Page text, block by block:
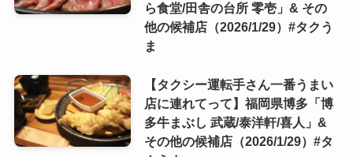
ら食堂/田舎の台所 零壱」& その
他の候補店（2026/1/29）#タクう
ま
【タクシー運転手さん一番うまい
店に連れてって】福岡県博多「博
多牛まぶし 武蔵/泰洋軒/喜人」&
その他の候補店（2026/1/29）#タ